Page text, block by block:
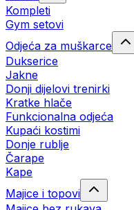
Kompleti
Gym setovi
Odjeća za muškarce
Dukserice
Jakne
Donji dijelovi trenirki
Kratke hlače
Funkcionalna odjeća
Kupaći kostimi
Donje rublje
Čarape
Kape
Majice i topovi